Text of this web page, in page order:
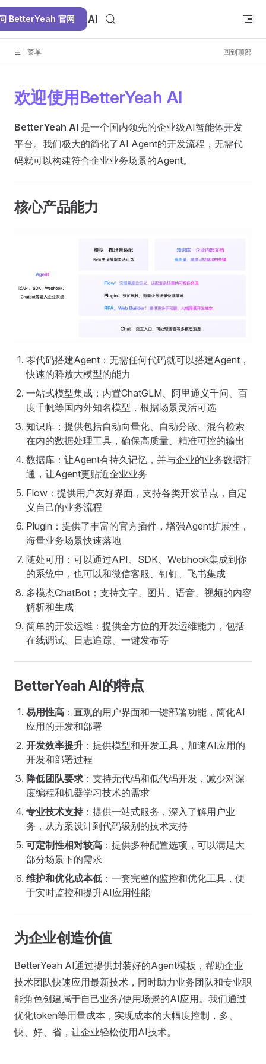
Skip to content
BetterYeah AI
BetterYeah 官网
菜单 回到顶部
欢迎使用BetterYeah AI
BetterYeah AI 是一个国内领先的企业级AI智能体开发
平台。我们极大的简化了AI Agent的开发流程，无需代
码就可以构建符合企业业务场景的Agent。
核心产品能力
零代码搭建Agent：无需任何代码就可以搭建Agent，
快速的释放大模型的能力
一站式模型集成：内置ChatGLM、阿里通义千问、百
度千帆等国内外知名模型，根据场景灵活可选
知识库：提供包括自动向量化、自动分段、混合检索
在内的数据处理工具，确保高质量、精准可控的输出
数据库：让Agent有持久记忆，并与企业的业务数据打
通，让Agent更贴近企业业务
Flow：提供用户友好界面，支持各类开发节点，自定
义自己的业务流程
Plugin：提供了丰富的官方插件，增强Agent扩展性，
海量业务场景快速落地
随处可用：可以通过API、SDK、Webhook集成到你
的系统中，也可以和微信客服、钉钉、飞书集成
多模态ChatBot：支持文字、图片、语音、视频的内容
解析和生成
简单的开发运维：提供全方位的开发运维能力，包括
在线调试、日志追踪、一键发布等
BetterYeah AI的特点
易用性高 ：直观的用户界面和一键部署功能，简化AI
应用的开发和部署
开发效率提升 ：提供模型和开发工具，加速AI应用的
开发和部署过程
降低团队要求 ：支持无代码和低代码开发，减少对深
度编程和机器学习技术的需求
专业技术支持：提供一站式服务，深入了解用户业
务，从方案设计到代码级别的技术支持
可定制性相对较高 ：提供多种配置选项，可以满足大
部分场景下的需求
维护和优化成本低 ：一套完整的监控和优化工具，便
于实时监控和提升AI应用性能
为企业创造价值
BetterYeah AI通过提供封装好的Agent模板，帮助企业
技术团队快速应用最新技术，同时助力业务团队和专业职
能角色创建属于自己业务/使用场景的AI应用。我们通过
优化token等用量成本，实现成本的大幅度控制，多、
快、好、省，让企业轻松使用AI技术。